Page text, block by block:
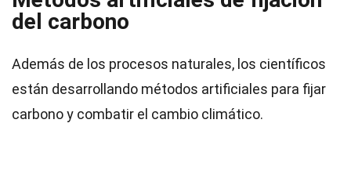
del carbono
Además de los procesos naturales, los científicos
están desarrollando métodos artificiales para fijar
carbono y combatir el cambio climático.